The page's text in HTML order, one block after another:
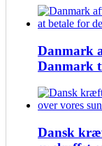
Danmark
Danmark
Dansk